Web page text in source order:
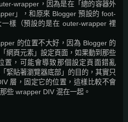
wrapper，因為是在「總的容器外
」，和原來 Blogger 預設的 foot-
樣（預設的是在 outer-wrapper 裡
的位置不大好，因為 Blogger 的
網頁元素」設定頁面，如果動到那些
置，可能會導致那個設定頁面錯亂
緊貼著瀏覽器底部」的目的，其實只
層，固定它的位置，這樣比較不會
些 wrapper DIV 混在一起。